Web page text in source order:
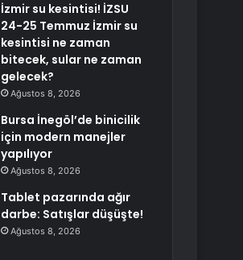
İzmir su kesintisi! İZSU
24-25 Temmuz İzmir su
kesintisi ne zaman
bitecek, sular ne zaman
gelecek?
Ağustos 8, 2026
Bursa İnegöl’de binicilik
için modern manejler
yapılıyor
Ağustos 8, 2026
Tablet pazarında ağır
darbe: Satışlar düşüşte!
Ağustos 8, 2026